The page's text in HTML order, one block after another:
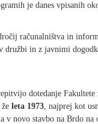
je danes vpisanih
računalništva in
družbi in z javnimi
dotedanje
leta 1973, najprej kot
v novo stavbo na Brdo